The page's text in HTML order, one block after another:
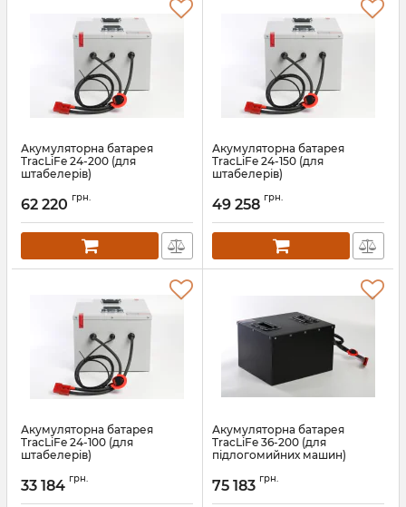
Акумуляторна батарея
TracLiFe 24-200 (для
штабелерів)
62 220 грн.
Акумуляторна батарея
TracLiFe 24-150 (для
штабелерів)
49 258 грн.
Акумуляторна батарея
TracLiFe 24-100 (для
штабелерів)
33 184 грн.
Акумуляторна батарея
TracLiFe 36-200 (для
підлогомийних машин)
75 183 грн.